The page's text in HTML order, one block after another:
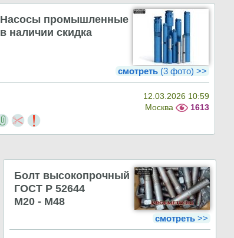
Насосы промышленные
в наличии скидка
смотреть(3 фото) >>
12.03.2026 10:59
Москва
1613
Болт высокопрочный
ГОСТ Р 52644
М20 - М48
смотреть>>